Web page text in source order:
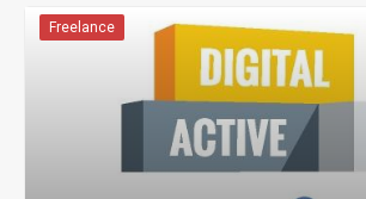
Freelance